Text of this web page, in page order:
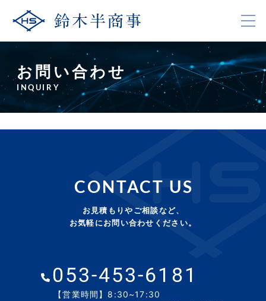
お問い合わせ
INQUIRY
CONTACT US
お見積もりやご相談など、
お気軽にお問い合わせください。
053-453-6181
【営業時間】8:30~17:30